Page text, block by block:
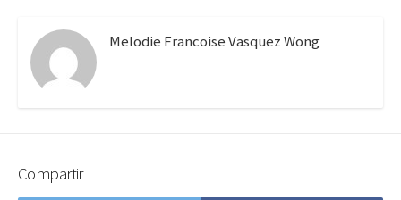
Melodie Francoise Vasquez Wong
Compartir